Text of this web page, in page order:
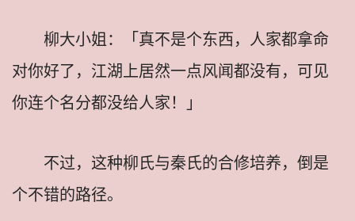
柳大小姐：「真不是个东西，人家都拿命
对你好了，江湖上居然一点风闻都没有，可见
你连个名分都没给人家！」
不过，这种柳氏与秦氏的合修培养，倒是
个不错的路径。